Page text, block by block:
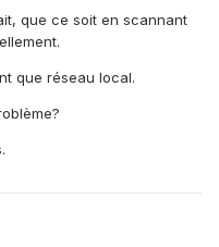
que ce soit en scannant
que réseau local.